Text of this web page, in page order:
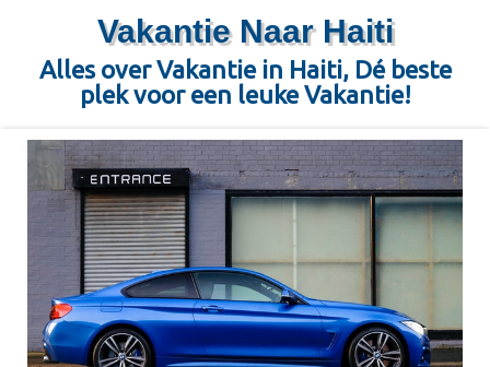
Vakantie Naar Haiti
Alles over Vakantie in Haiti, Dé beste
plek voor een leuke Vakantie!